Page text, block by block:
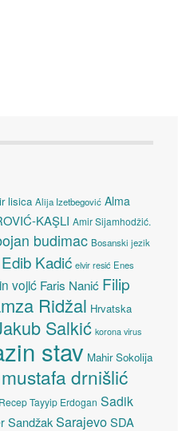
lisica Alija Izetbegović Alma
KAŞLI Amir Sijamhodžić.
budimac Bosanski jezik
Edib Kadić elvir resić Enes
vojić Faris Nanić Filip
Ridžal Hrvatska
Salkić korona virus
stav Mahir Sokolija
mustafa drnišlić
Recep Tayyip Erdogan Sadik
SandžakSarajevoSDA